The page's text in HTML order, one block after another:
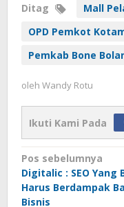
Ditag
Mall
OPD Pemkot
Pemkab Bone
oleh Wandy Rotu
Ikuti Kami Pada
Navigasi
pos
Pos sebelumnya
Digitalic : SEO Yang
Harus Berdampak
Bisnis